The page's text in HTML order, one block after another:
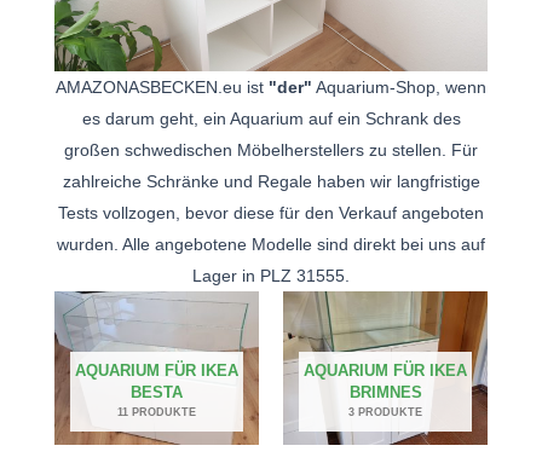
AMAZONASBECKEN.eu ist "der" Aquarium-Shop, wenn
es darum geht, ein Aquarium auf ein Schrank des
großen schwedischen Möbelherstellers zu stellen. Für
zahlreiche Schränke und Regale haben wir langfristige
Tests vollzogen, bevor diese für den Verkauf angeboten
wurden. Alle angebotene Modelle sind direkt bei uns auf
Lager in PLZ 31555.
AQUARIUM FÜR IKEA
BESTA
11 PRODUKTE
AQUARIUM FÜR IKEA
BRIMNES
3 PRODUKTE